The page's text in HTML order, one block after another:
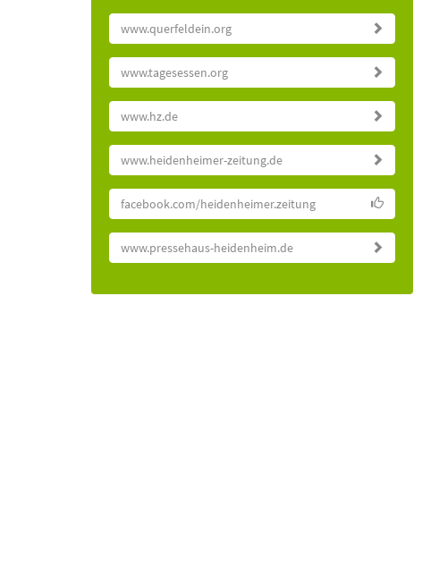
www.querfeldein.org
www.tagesessen.org
www.hz.de
www.heidenheimer-zeitung.de
facebook.com/heidenheimer.zeitung
www.pressehaus-heidenheim.de